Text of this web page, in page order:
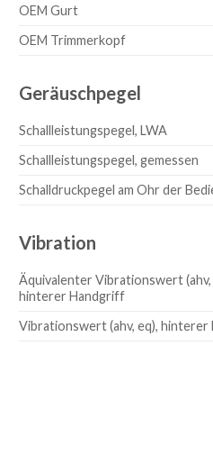
OEM Gurt
OEM Trimmerkopf
Geräuschpegel
Schallleistungspegel, LWA
Schallleistungspegel, gemessen
Schalldruckpegel am Ohr der
Vibration
Äquivalenter Vibrationswert
hinterer Handgriff
Vibrationswert (ahv, eq),